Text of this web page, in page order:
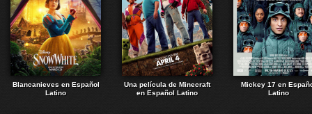
Blancanieves en Español
Latino
Una película de Minecraft
en Español Latino
Mickey 17 en
Latino